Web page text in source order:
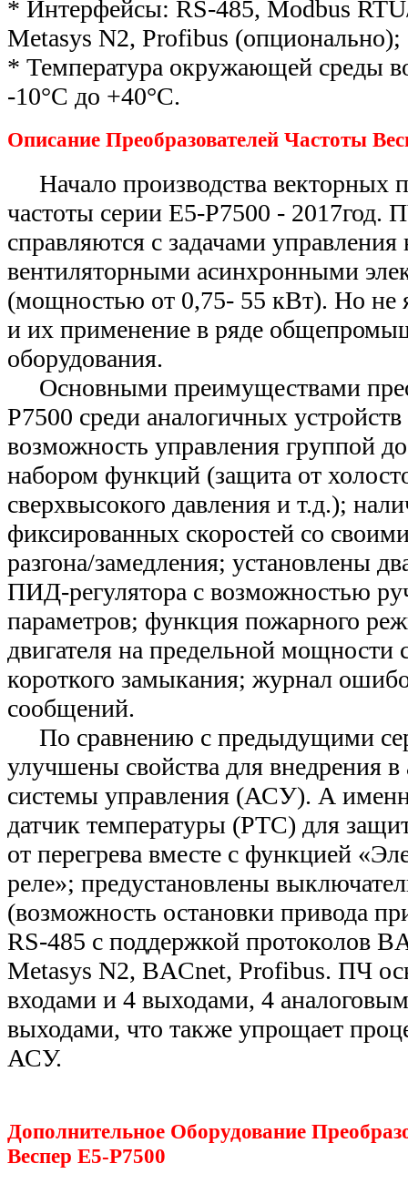
* Интерфейсы: RS-485, Modbus
Metasys N2, Profibus (опционально);
* Температура окружающей среды
-10°С до +40°С.
Описание Преобразователей Частоты
Начало производства векторных
частоты серии Е5-Р7500 - 2017год.
справляются с задачами
вентиляторными асинхронными
(мощностью от 0,75- 55 кВт). Но не
и их применение в ряде
оборудования.
Основными преимуществами
Р7500 среди аналогичных
возможность управления группой
набором функций (защита от
сверхвысокого давления и т.д.);
фиксированных скоростей со
разгона/замедления; установлены
ПИД-регулятора с возможностью
параметров; функция пожарного
двигателя на предельной мощности
короткого замыкания; журнал
сообщений.
По сравнению с предыдущими
улучшены свойства для внедрения в
системы управления (АСУ). А
датчик температуры (РТС) для
от перегрева вместе с функцией
реле»; предустановлены
(возможность остановки привода
RS-485 с поддержкой протоколов
Metasys N2, BACnet, Profibus. ПЧ
входами и 4 выходами, 4
выходами, что также упрощает
АСУ.
Дополнительное Оборудование
Веспер E5-Р7500